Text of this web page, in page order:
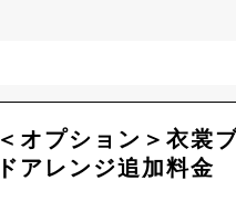
＜オプション＞衣裳
ドアレンジ追加料金